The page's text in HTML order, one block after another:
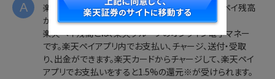
A
楽天ペイアプリのお支払い元設定のひとつに楽天ペイ残高
があります。
楽天ペイ残高とは、楽天グループのオンライン電子マネー
です。楽天ペイアプリ内でお支払い、チャージ、送付・受取
り、出金ができます。楽天カードからチャージして、楽天ペイ
アプリでお支払いをすると1.5%の還元※が受けられます。